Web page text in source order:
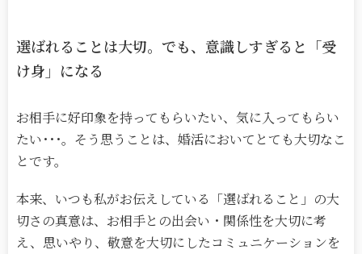
選ばれることは大切。でも、意識しすぎると「受
け身」になる
お相手に好印象を持ってもらいたい、気に入ってもらい
たい･･･。そう思うことは、婚活においてとても大切なこ
とです。
本来、いつも私がお伝えしている「選ばれること」の大
切さの真意は、お相手との出会い・関係性を大切に考
え、思いやり、敬意を大切にしたコミュニケーションを